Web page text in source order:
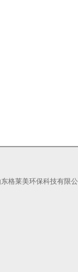
格莱美环保科技有限